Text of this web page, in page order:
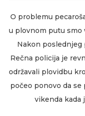
O problemu
u plovnom putu smo
Nakon poslednjeg
Rečna policija je
održavali plovidbu
počeo ponovo da
vikenda kada